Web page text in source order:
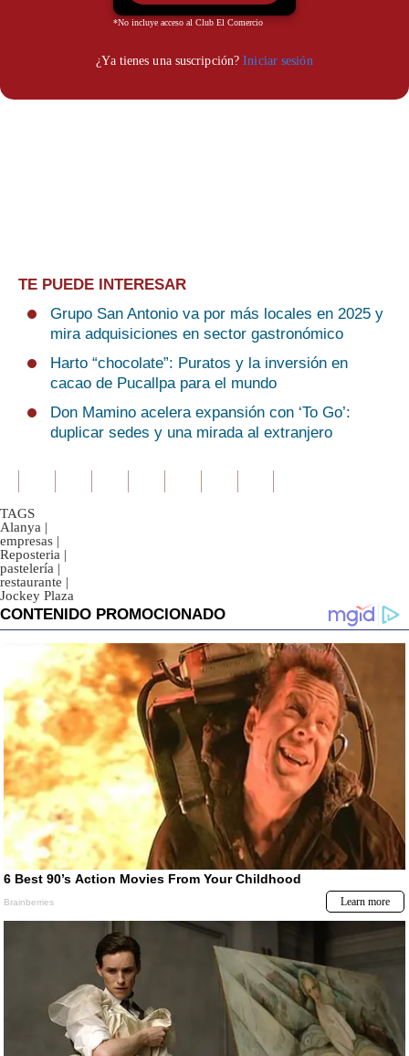
TE PUEDE INTERESAR
Grupo San Antonio va por más locales en 2025 y
mira adquisiciones en sector gastronómico
Harto “chocolate”: Puratos y la inversión en
cacao de Pucallpa para el mundo
Don Mamino acelera expansión con ‘To Go’:
duplicar sedes y una mirada al extranjero
TAGS
Alanya |
empresas |
Reposteria |
pastelería |
restaurante |
Jockey Plaza